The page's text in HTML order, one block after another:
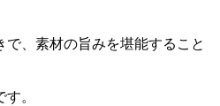
、素材の旨みを堪能すること
。